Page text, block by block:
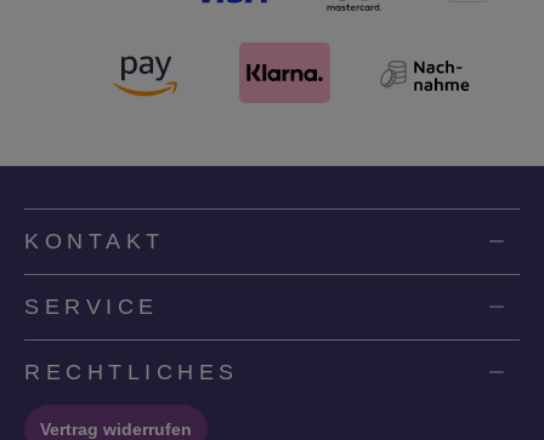
KONTAKT
SERVICE
RECHTLICHES
Vertrag widerrufen